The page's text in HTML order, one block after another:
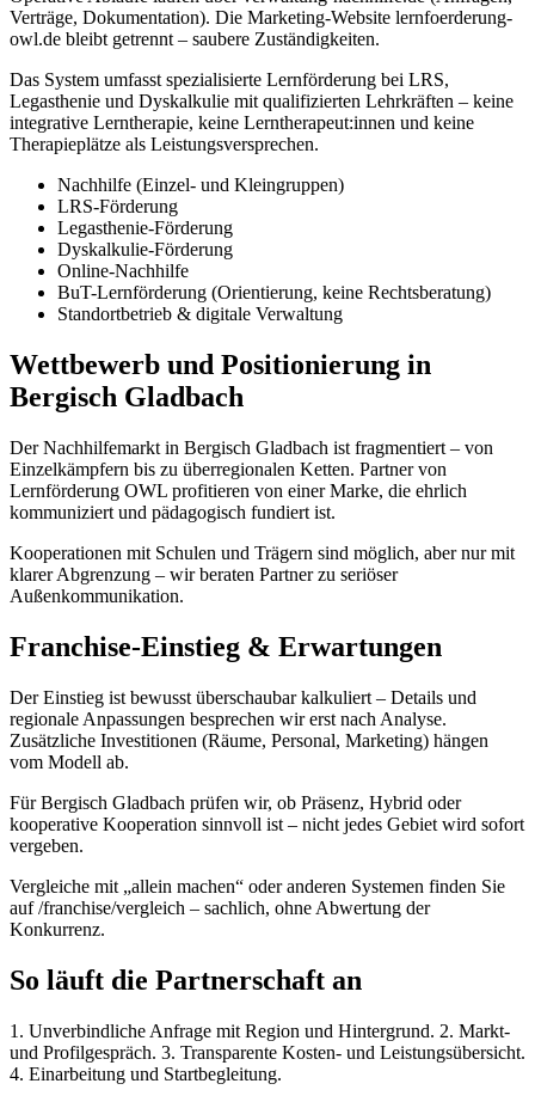
Verträge, Dokumentation). Die Marketing-Website lernfoerderung-
owl.de bleibt getrennt – saubere Zuständigkeiten.
Das System umfasst spezialisierte Lernförderung bei LRS,
Legasthenie und Dyskalkulie mit qualifizierten Lehrkräften – keine
integrative Lerntherapie, keine Lerntherapeut:innen und keine
Therapieplätze als Leistungsversprechen.
Nachhilfe (Einzel- und Kleingruppen)
LRS-Förderung
Legasthenie-Förderung
Dyskalkulie-Förderung
Online-Nachhilfe
BuT-Lernförderung (Orientierung, keine Rechtsberatung)
Standortbetrieb & digitale Verwaltung
Wettbewerb und Positionierung in
Bergisch Gladbach
Der Nachhilfemarkt in Bergisch Gladbach ist fragmentiert – von
Einzelkämpfern bis zu überregionalen Ketten. Partner von
Lernförderung OWL profitieren von einer Marke, die ehrlich
kommuniziert und pädagogisch fundiert ist.
Kooperationen mit Schulen und Trägern sind möglich, aber nur mit
klarer Abgrenzung – wir beraten Partner zu seriöser
Außenkommunikation.
Franchise-Einstieg & Erwartungen
Der Einstieg ist bewusst überschaubar kalkuliert – Details und
regionale Anpassungen besprechen wir erst nach Analyse.
Zusätzliche Investitionen (Räume, Personal, Marketing) hängen
vom Modell ab.
Für Bergisch Gladbach prüfen wir, ob Präsenz, Hybrid oder
kooperative Kooperation sinnvoll ist – nicht jedes Gebiet wird sofort
vergeben.
Vergleiche mit „allein machen“ oder anderen Systemen finden Sie
auf /franchise/vergleich – sachlich, ohne Abwertung der
Konkurrenz.
So läuft die Partnerschaft an
1. Unverbindliche Anfrage mit Region und Hintergrund. 2. Markt-
und Profilgespräch. 3. Transparente Kosten- und Leistungsübersicht.
4. Einarbeitung und Startbegleitung.